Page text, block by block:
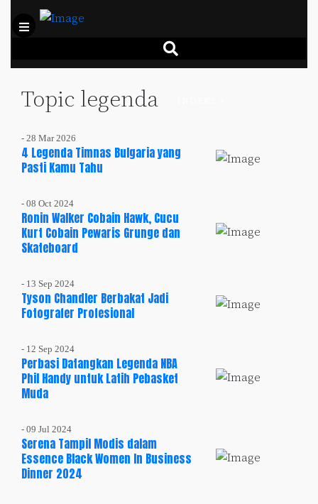
Topic legenda
- 28 Mar 2026
4 Legenda Timnas Bulgaria yang
Pasti Kamu Tahu
- 08 Oct 2024
Ronin Walker Cobain Hawk, Cucu
Kurt Cobain Pewaris Grunge dan
Skateboard
- 13 Sep 2024
Tyson Chandler Berbakat Jadi
Fotografer Profesional
- 12 Sep 2024
Perbasi Datangkan Legenda NBA
Phil Handy untuk Latih Pebasket
Muda
- 09 Jul 2024
Serena Tampil Modis dalam
Essence Black Women In Business
Dinner 2024